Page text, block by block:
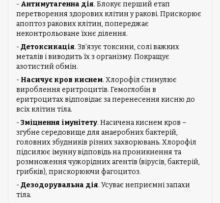
- Антимутагенна дія. Блокує перший етап
перетворення здорових клітин у ракові. Прискорює
апоптоз ракових клітин, попереджає
неконтрольоване їхнє ділення.
-Детоксикація. Зв’язує токсини, солі важких
металів і виводить їх з організму. Покращує
азотистий обмін.
- Насичує кров киснем. Хлорофіл стимулює
вироблення еритроцитів. Гемоглобін в
еритроцитах відповідає за перенесення кисню до
всіх клітин тіла.
-Зміцнення імунітету. Насичена киснем кров –
згубне середовище для анаеробних бактерій,
головних збудників різних захворювань. Хлорофіл
підсилює імунну відповідь на проникнення та
розмноження чужорідних агентів (вірусів, бактерій,
грибків), прискорюючи фагоцитоз.
-Дезодорувальна дія. Усуває неприємні запахи
тіла.